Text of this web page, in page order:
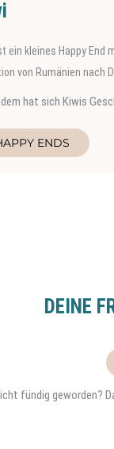
Werner wurde von
nach Deutschland
sich eingefunden
ENDS
DEINE
fündig geworden?